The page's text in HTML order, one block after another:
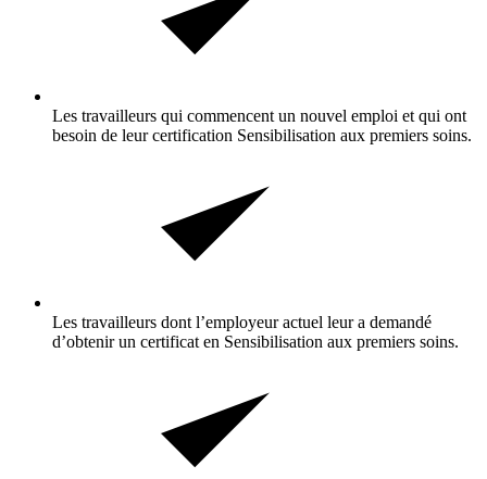
Les travailleurs qui commencent un nouvel emploi et qui ont
besoin de leur certification Sensibilisation aux premiers soins.
Les travailleurs dont l’employeur actuel leur a demandé
d’obtenir un certificat en Sensibilisation aux premiers soins.